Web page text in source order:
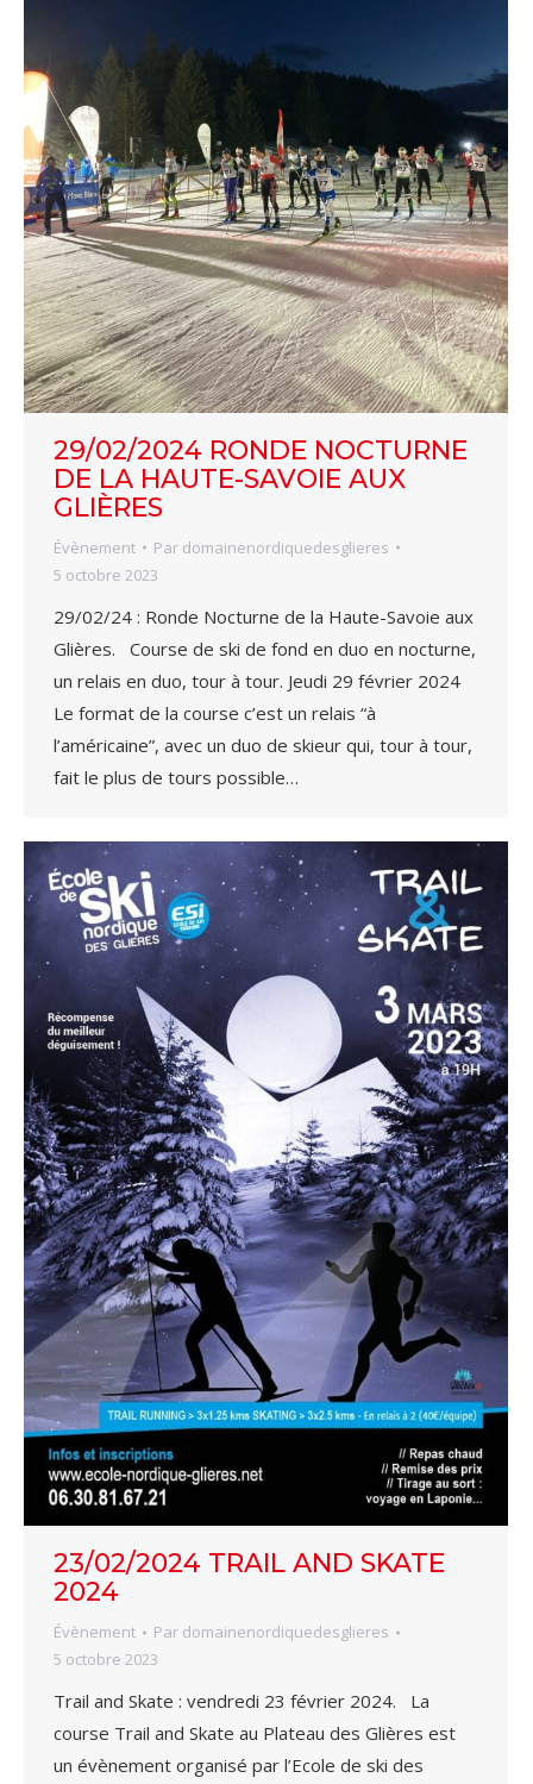
29/02/2024 RONDE NOCTURNE
DE LA HAUTE-SAVOIE AUX
GLIÈRES
Évènement Par domainenordiquedesglieres
5 octobre 2023
29/02/24 : Ronde Nocturne de la Haute-Savoie aux
Glières. Course de ski de fond en duo en nocturne,
un relais en duo, tour à tour. Jeudi 29 février 2024
Le format de la course c’est un relais “à
l’américaine”, avec un duo de skieur qui, tour à tour,
fait le plus de tours possible…
23/02/2024 TRAIL AND SKATE
2024
Évènement Par domainenordiquedesglieres
5 octobre 2023
Trail and Skate : vendredi 23 février 2024. La
course Trail and Skate au Plateau des Glières est
un évènement organisé par l’Ecole de ski des